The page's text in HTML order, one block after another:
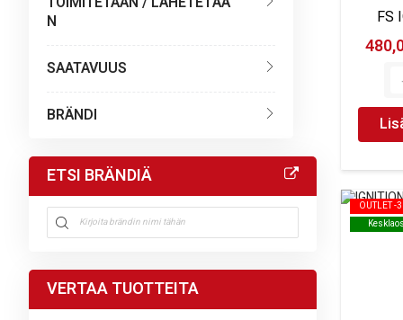
FS
OUTLET -
Kesklaos
OUTLET -
Kesklaos
N
SAATAVUUS
BRÄNDI
ETSI BRÄNDIÄ
VERTAA TUOTTEITA